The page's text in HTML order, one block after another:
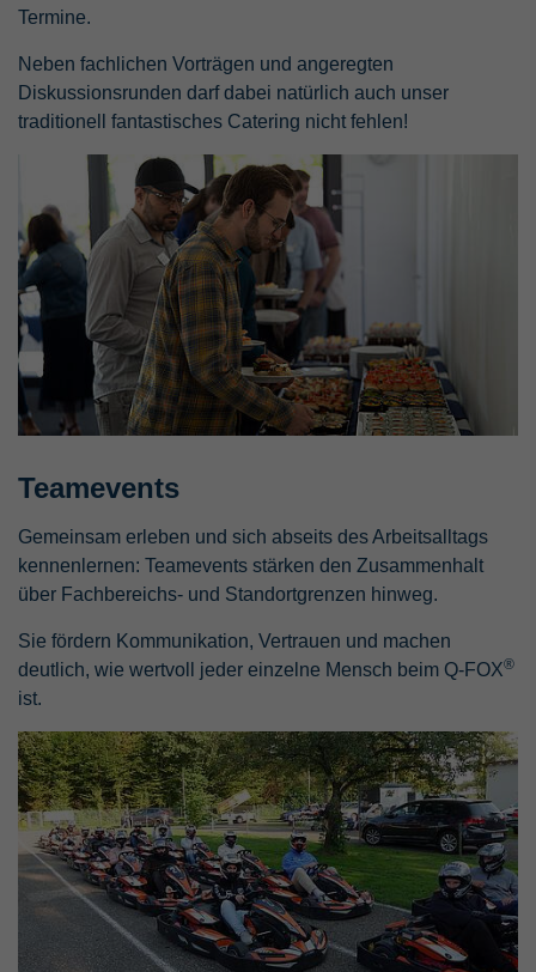
Termine.
Neben fachlichen Vorträgen und angeregten
Diskussionsrunden darf dabei natürlich auch unser
traditionell fantastisches Catering nicht fehlen!
Teamevents
Gemeinsam erleben und sich abseits des Arbeitsalltags
kennenlernen: Teamevents stärken den Zusammenhalt
über Fachbereichs- und Standortgrenzen hinweg.
Sie fördern Kommunikation, Vertrauen und machen
deutlich, wie wertvoll jeder einzelne Mensch beim Q-FOX®
ist.